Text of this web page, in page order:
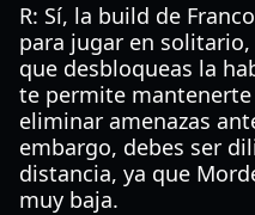
R: Sí, la build de
para jugar en
que desbloqueas la
te permite
eliminar amenazas
embargo, debes ser
distancia, ya que
muy baja.